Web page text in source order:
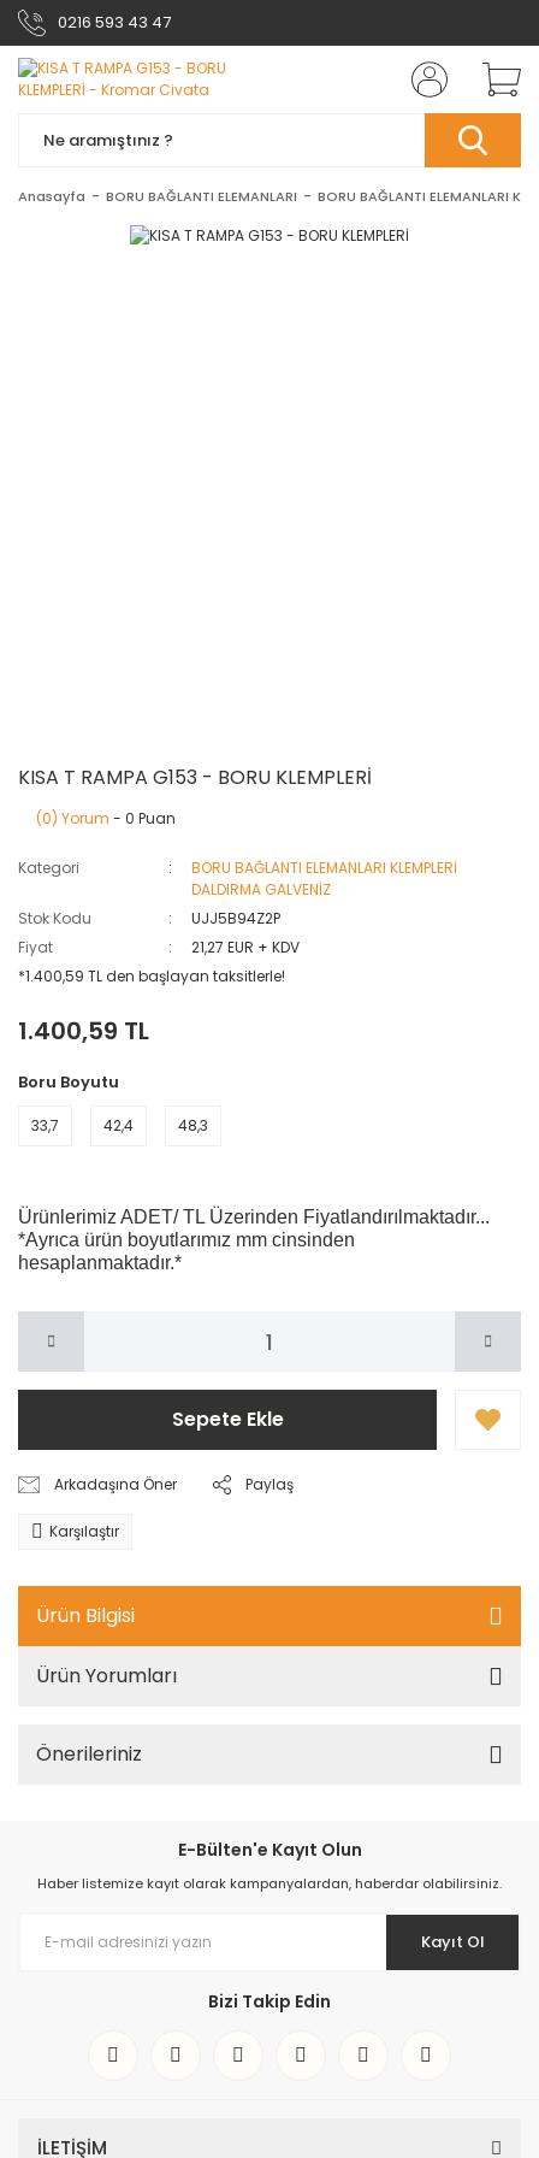
0216 593 43 47
Anasayfa BORU BAĞLANTI ELEMANLARI BORU BAĞLANTI ELEMANLARI
KISA T RAMPA G153 - BORU KLEMPLERİ
(0) Yorum - 0 Puan
Kategori
BORU BAĞLANTI ELEMANLARI KLEMPLERİ
DALDIRMA GALVENİZ
Stok Kodu
UJJ5B94Z2P
Fiyat
21,27 EUR + KDV
*1.400,59 TL den başlayan taksitlerle!
1.400,59 TL
Boru Boyutu
33,7 42,4 48,3
Ürünlerimiz ADET/ TL Üzerinden Fiyatlandırılmaktadır...
*Ayrıca ürün boyutlarımız mm cinsinden
hesaplanmaktadır.*
Sepete Ekle
Arkadaşına Öner Paylaş
Karşılaştır
Ürün Bilgisi
Ürün Yorumları
Önerileriniz
E-Bülten'e Kayıt Olun
Haber listemize kayıt olarak kampanyalardan, haberdar olabilirsiniz.
Kayıt Ol
Bizi Takip Edin
İLETİŞİM